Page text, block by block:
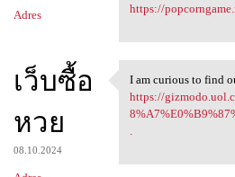
Adres
https://
เว็บซื้อ
หวย
08.10.2024
I am curious to
I am curious to find
https://